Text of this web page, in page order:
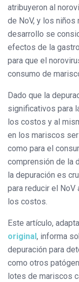
atribuyeron al
de NoV, y los
desarrollo se
efectos de la
para que el
consumo de
Dado que la
significativos para
los costos y al
en los mariscos
como para el
comprensión de la
la depuración es
para reducir el
los costos.
Este artículo,
original, informa
depuración para
como otros
lotes de mariscos